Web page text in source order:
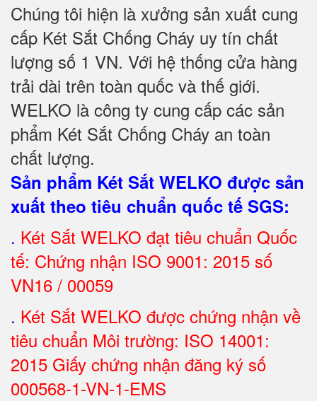
Chúng tôi hiện là xưởng sản xuất cung
cấp Két Sắt Chống Cháy uy tín chất
lượng số 1 VN. Với hệ thống cửa hàng
trải dài trên toàn quốc và thế giới.
WELKO là công ty cung cấp các sản
phẩm Két Sắt Chống Cháy an toàn
chất lượng.
Sản phẩm Két Sắt WELKO được sản
xuất theo tiêu chuẩn quốc tế SGS:
. Két Sắt WELKO đạt tiêu chuẩn Quốc
tế: Chứng nhận ISO 9001: 2015 số
VN16 / 00059
. Két Sắt WELKO được chứng nhận về
tiêu chuẩn Môi trường: ISO 14001:
2015 Giấy chứng nhận đăng ký số
000568-1-VN-1-EMS